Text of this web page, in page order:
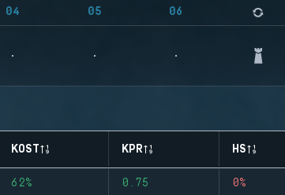
04 05 06
KOST KPR HS
62% 0.75 0%